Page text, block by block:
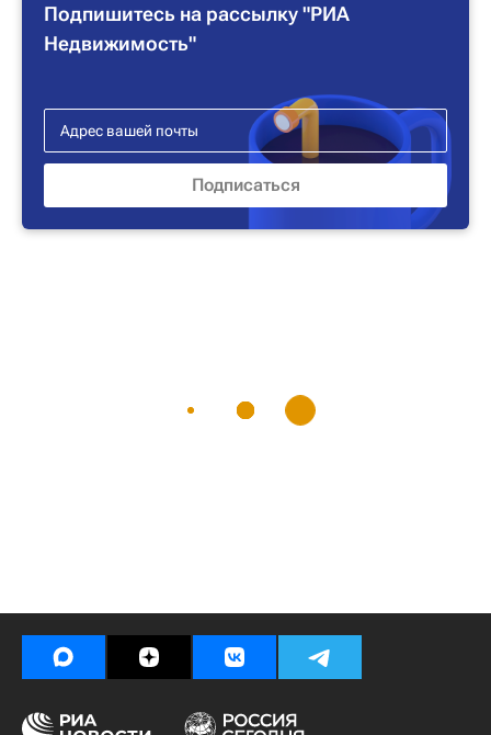
Подпишитесь на рассылку "РИА
Недвижимость"